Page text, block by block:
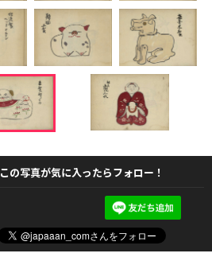
この写真が気に入ったらフォロー！